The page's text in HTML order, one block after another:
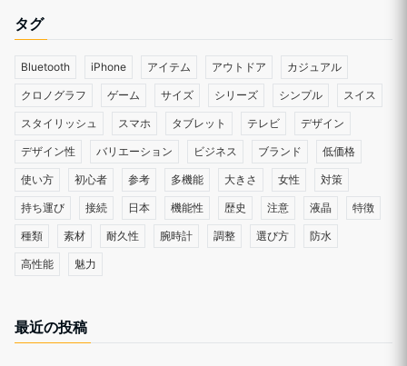
タグ
Bluetooth iPhone アイテム アウトドア カジュアル
クロノグラフ ゲーム サイズ シリーズ シンプル スイス
スタイリッシュ スマホ タブレット テレビ デザイン
デザイン性 バリエーション ビジネス ブランド 低価格
使い方 初心者 参考 多機能 大きさ 女性 対策
持ち運び 接続 日本 機能性 歴史 注意 液晶 特徴
種類 素材 耐久性 腕時計 調整 選び方 防水
高性能 魅力
最近の投稿